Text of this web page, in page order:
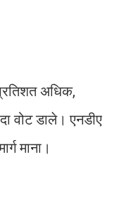
अधिक,
वोट डाले। एनडीए
माना।